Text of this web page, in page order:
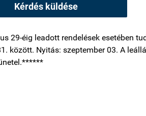
Kérdés küldése
29-éig leadott rendelések esetében
között. Nyitás: szeptember 03. A